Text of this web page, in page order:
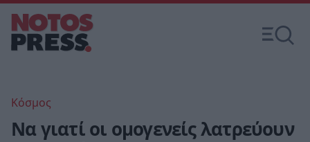
Κόσμος
Να γιατί οι ομογενείς λατρεύουν